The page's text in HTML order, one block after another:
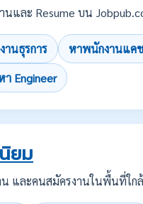
และ Resume บน
นธุรการ หาพนักงานแค
า Engineer
ยม
น และคนสมัครงานในพื้นที่ใ